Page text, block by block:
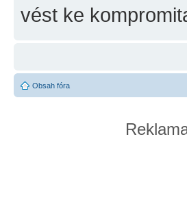
vést ke
Obsah fóra